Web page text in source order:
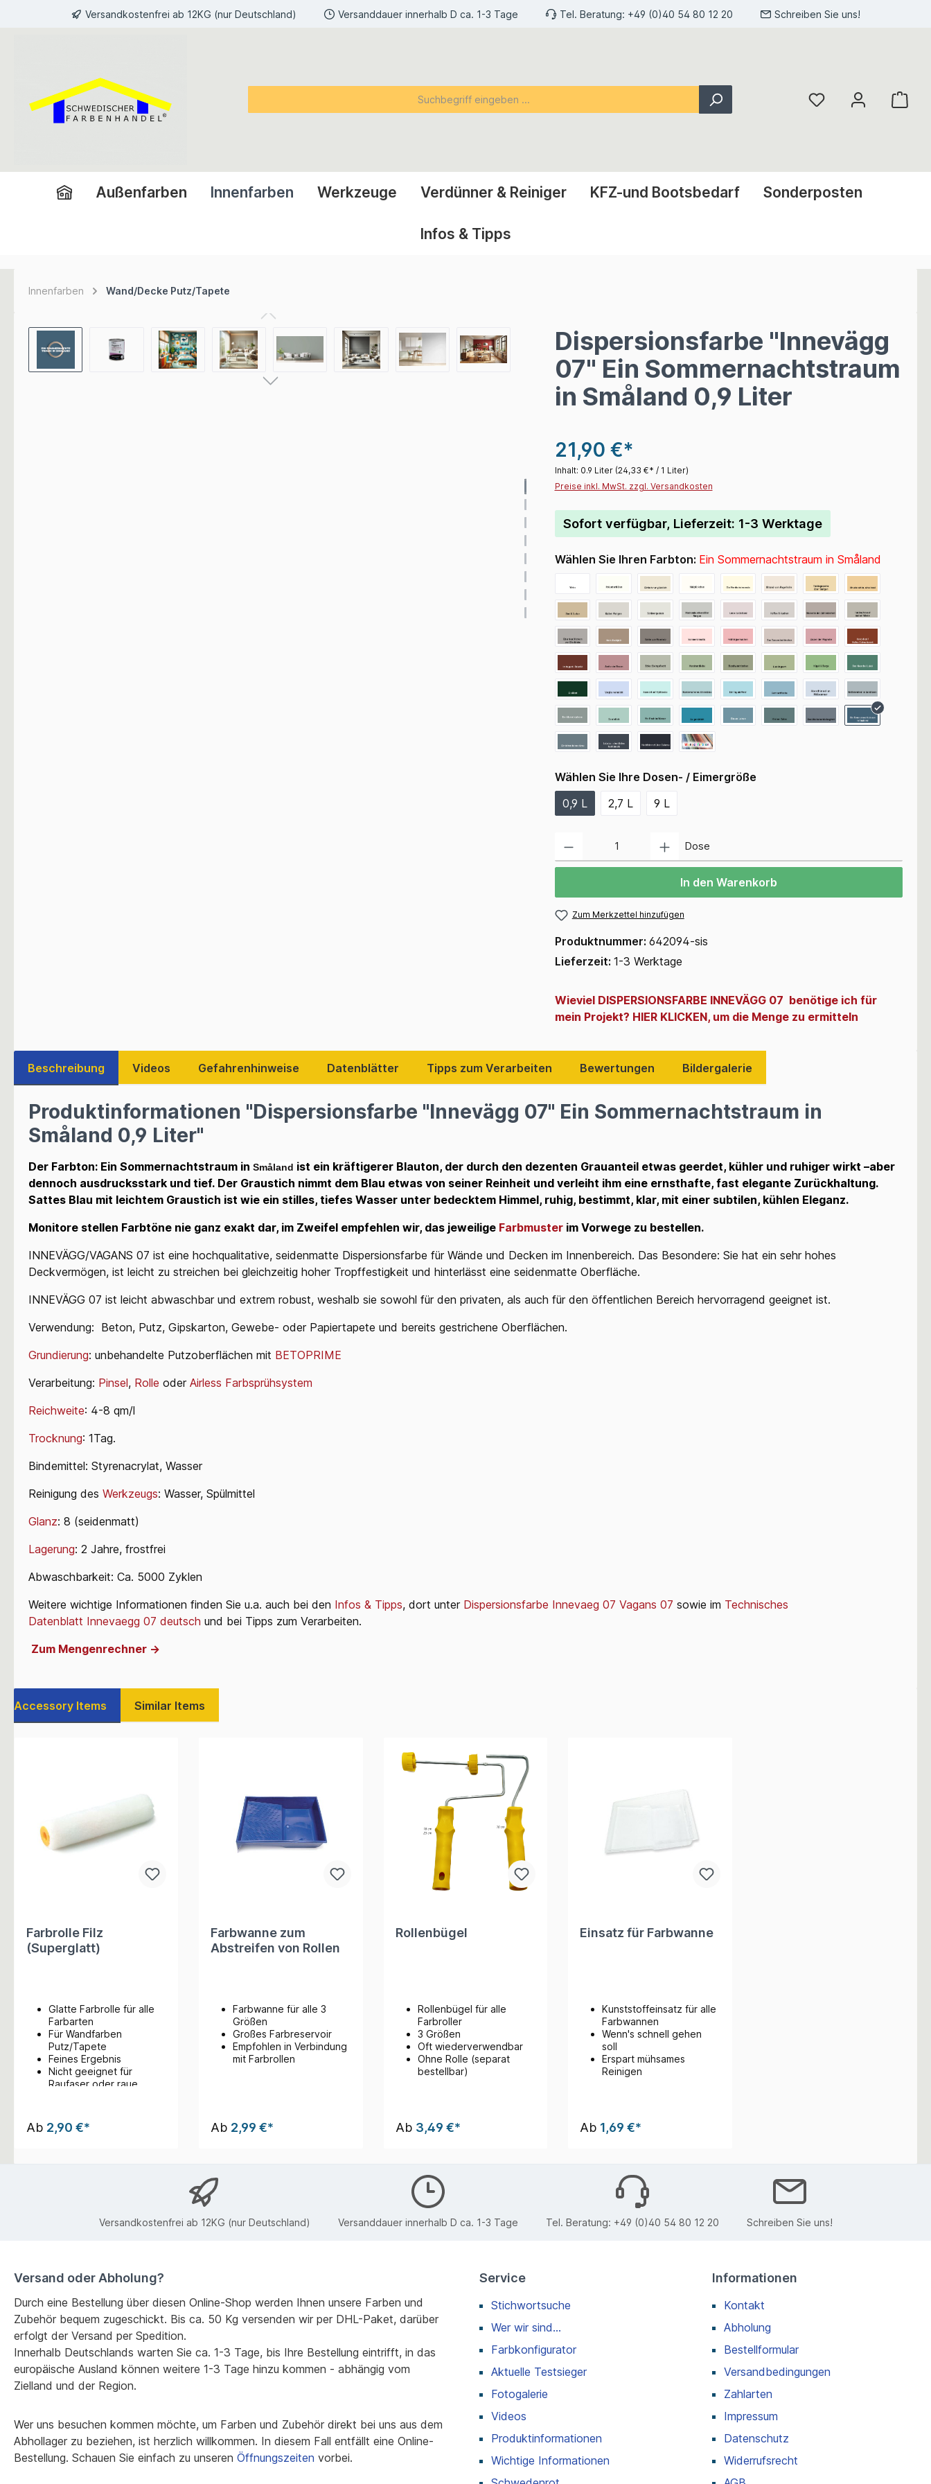
springen Versandkostenfrei ab 12KG (nur Deutschland) Versanddauer innerhalb D ca. 1-3 Tage Tel. Beratung: +49 (0)40 54 80 12 20 Schreiben Sie uns!
Außenfarben Innenfarben Werkzeuge Verdünner & Reiniger KFZ-und Bootsbedarf Sonderposten
Infos & Tipps
Innenfarben Wand/Decke Putz/Tapete
Dispersionsfarbe "Innevägg
07" Ein Sommernachtstraum
in Småland 0,9 Liter
21,90 €*
Inhalt: 0.9 Liter (24,33 €* / 1 Liter)
Preise inkl. MwSt. zzgl. Versandkosten
Sofort verfügbar, Lieferzeit: 1-3 Werktage
Wählen Sie Ihren Farbton: Ein Sommernachtstraum in Småland
Wählen Sie Ihre Dosen- / Eimergröße
0,9 L
2,7 L 9 L
Dose
In den Warenkorb
Zum Merkzettel hinzufügen
Produktnummer: 642094-sis
Lieferzeit: 1-3 Werktage
Wieviel DISPERSIONSFARBE INNEVÄGG 07 benötige ich für
mein Projekt? HIER KLICKEN, um die Menge zu ermitteln
Beschreibung Videos Gefahrenhinweise Datenblätter Tipps zum Verarbeiten Bewertungen Bildergalerie
Produktinformationen "Dispersionsfarbe "Innevägg 07" Ein Sommernachtstraum in
Småland 0,9 Liter"
Der Farbton: Ein Sommernachtstraum in Småland ist ein kräftigerer Blauton, der durch den dezenten Grauanteil etwas geerdet, kühler und ruhiger wirkt –aber
dennoch ausdrucksstark und tief. Der Graustich nimmt dem Blau etwas von seiner Reinheit und verleiht ihm eine ernsthafte, fast elegante Zurückhaltung.
Sattes Blau mit leichtem Graustich ist wie ein stilles, tiefes Wasser unter bedecktem Himmel, ruhig, bestimmt, klar, mit einer subtilen, kühlen Eleganz.
Monitore stellen Farbtöne nie ganz exakt dar, im Zweifel empfehlen wir, das jeweilige Farbmuster im Vorwege zu bestellen.
INNEVÄGG/VAGANS 07 ist eine hochqualitative, seidenmatte Dispersionsfarbe für Wände und Decken im Innenbereich. Das Besondere: Sie hat ein sehr hohes
Deckvermögen, ist leicht zu streichen bei gleichzeitig hoher Tropffestigkeit und hinterlässt eine seidenmatte Oberfläche.
INNEVÄGG 07 ist leicht abwaschbar und extrem robust, weshalb sie sowohl für den privaten, als auch für den öffentlichen Bereich hervorragend geeignet ist.
Verwendung: Beton, Putz, Gipskarton, Gewebe- oder Papiertapete und bereits gestrichene Oberflächen.
Grundierung: unbehandelte Putzoberflächen mit BETOPRIME
Verarbeitung: Pinsel, Rolle oder Airless Farbsprühsystem
Reichweite: 4-8 qm/l
Trocknung: 1Tag.
Bindemittel: Styrenacrylat, Wasser
Reinigung des Werkzeugs: Wasser, Spülmittel
Glanz: 8 (seidenmatt)
Lagerung: 2 Jahre, frostfrei
Abwaschbarkeit: Ca. 5000 Zyklen
Weitere wichtige Informationen finden Sie u.a. auch bei den Infos & Tipps, dort unter Dispersionsfarbe Innevaeg 07 Vagans 07 sowie im Technisches
Datenblatt Innevaegg 07 deutsch und bei Tipps zum Verarbeiten.
Zum Mengenrechner ->
Accessory Items Similar Items
Farbrolle Filz
(Superglatt)
Glatte Farbrolle für alle
Farbarten
Für Wandfarben
Putz/Tapete
Feines Ergebnis
Nicht geeignet für
Raufaser oder raue
Ab 2,90 €*
Farbwanne zum
Abstreifen von Rollen
Farbwanne für alle 3
Größen
Großes Farbreservoir
Empfohlen in Verbindung
mit Farbrollen
Ab 2,99 €*
Rollenbügel
Rollenbügel für alle
Farbroller
3 Größen
Oft wiederverwendbar
Ohne Rolle (separat
bestellbar)
Ab 3,49 €*
Einsatz für Farbwanne
Kunststoffeinsatz für alle
Farbwannen
Wenn's schnell gehen
soll
Erspart mühsames
Reinigen
Ab 1,69 €*
Versandkostenfrei ab 12KG (nur Deutschland) Versanddauer innerhalb D ca. 1-3 Tage Tel. Beratung: +49 (0)40 54 80 12 20 Schreiben Sie uns!
Versand oder Abholung?
Durch eine Bestellung über diesen Online-Shop werden Ihnen unsere Farben und
Zubehör bequem zugeschickt. Bis ca. 50 Kg versenden wir per DHL-Paket, darüber
erfolgt der Versand per Spedition.
Innerhalb Deutschlands warten Sie ca. 1-3 Tage, bis Ihre Bestellung eintrifft, in das
europäische Ausland können weitere 1-3 Tage hinzu kommen - abhängig vom
Zielland und der Region.
Wer uns besuchen kommen möchte, um Farben und Zubehör direkt bei uns aus dem
Abhollager zu beziehen, ist herzlich willkommen. In diesem Fall entfällt eine Online-
Bestellung. Schauen Sie einfach zu unseren Öffnungszeiten vorbei.
Service
Stichwortsuche
Wer wir sind...
Farbkonfigurator
Aktuelle Testsieger
Fotogalerie
Videos
Produktinformationen
Wichtige Informationen
Informationen
Kontakt
Abholung
Bestellformular
Versandbedingungen
Zahlarten
Impressum
Datenschutz
Widerrufsrecht